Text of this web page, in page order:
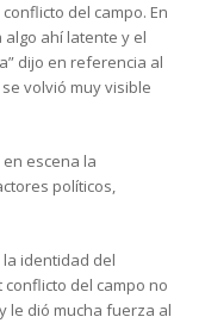
del campo. En
ahí latente y el
dijo en referencia al
volvió muy visible
escena la
políticos,
la identidad del
del campo no
le dió mucha fuerza al